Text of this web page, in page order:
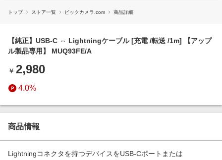
キッズ・ベビー用品
エンタメ
インテリア・寝具
ペット・花・DIY・車
旅行・レジャー・ホテル予約
生活・お役立ち
金融・マネー・保険
デジタルコンテンツ
電子書籍特集
楽天サービス特集
旅行特集
わくわく夏特集
Apple公式サイト×楽天カード分割払い
Qoo10メガポ
トップ ストア一覧 ビックカメラ.com 商品詳細
【純正】USB-C ⇔ Lightningケーブル [充電 /転送 /1m] 【アップ
ル製品専用】 MUQ93FE/A
￥ 2,980
4.0%
商品情報
Lightningコネクタを持つデバイスをUSB-Cポートまたは